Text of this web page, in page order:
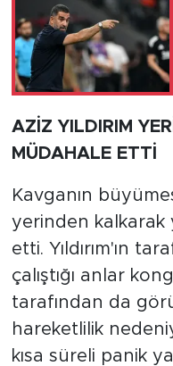
AZİZ YILDIRIM
MÜDAHALE ETTİ
Kavganın
yerinden kalkarak
etti. Yıldırım'ın
çalıştığı anlar
tarafından da
hareketlilik
kısa süreli panik